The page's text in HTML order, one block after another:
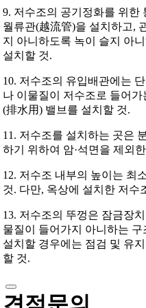
9. 저수조의 공기정화를 위한
월류관(越流管)을 설치하고,
지 아니하도록 녹이 슬지 아
설치할 것.
10. 저수조의 유입배관에는
나 이물질이 저수조로 들어
(排水用) 밸브를 설치할 것.
11. 저수조를 설치하는 곳은
하기 위하여 암·석면을 제외
12. 저수조 내부의 높이는 최
것. 다만, 옥상에 설치한 저수
13. 저수조의 뚜껑은 잠금장
물질이 들어가지 아니하는
설치할 경우에는 점검 및 유
할 것.